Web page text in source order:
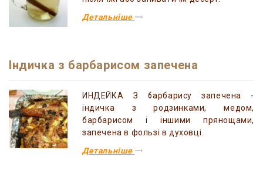
Детальніше
Індичка з барбарисом запечена
ИНДЕЙКА З барбарису запечена -
індичка з родзинками, медом,
барбарисом і іншими прянощами,
запечена в фользі в духовці.
Детальніше